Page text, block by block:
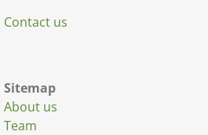
Contact us
Sitemap
About us
Team